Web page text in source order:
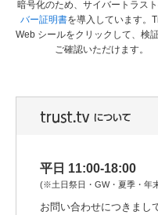
暗号化のため、サイバートラス
バー証明書を導入しています。
Web シールをクリックして、検
ご確認いただけます。
平日 11:00-18:00
(※土日祭日・GW・夏季・年
お問い合わせにつきまし